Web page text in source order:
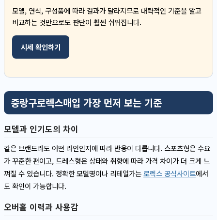
모델, 연식, 구성품에 따라 결과가 달라지므로 대략적인 기준을 알고
비교하는 것만으로도 판단이 훨씬 쉬워집니다.
시세 확인하기
중랑구로렉스매입 가장 먼저 보는 기준
모델과 인기도의 차이
같은 브랜드라도 어떤 라인인지에 따라 반응이 다릅니다. 스포츠형은 수요
가 꾸준한 편이고, 드레스형은 상태와 취향에 따라 가격 차이가 더 크게 느
껴질 수 있습니다. 정확한 모델명이나 리테일가는로렉스 공식사이트에서
도 확인이 가능합니다.
오버홀 이력과 사용감